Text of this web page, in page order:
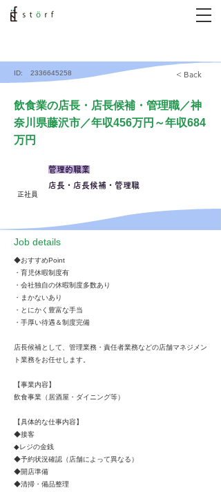
ID: 2336645258 < Back
飲食業の店長・店長候補・管理職／神
奈川県藤沢市／年収456万円～年収684
万円
正社員
管理的職業
店長・店長候補・管理職
​Job details
◆おすすめPoint
・育児休暇制度有
・会社独自の休暇制度多数あり
・まかないあり
・とにかく豊富な手当
・手厚い待遇＆制度完備
店長候補として、管理業務・責任者業務などの店舗マネジメン
ト業務をお任せします。
【事業内容】
飲食事業（居酒屋・ダイニング等）
【具体的な仕事内容】
◆接客
◆レジの金銭
◆予約状況確認（店舗によって異なる）
◆開店準備
◆清掃・備品整理